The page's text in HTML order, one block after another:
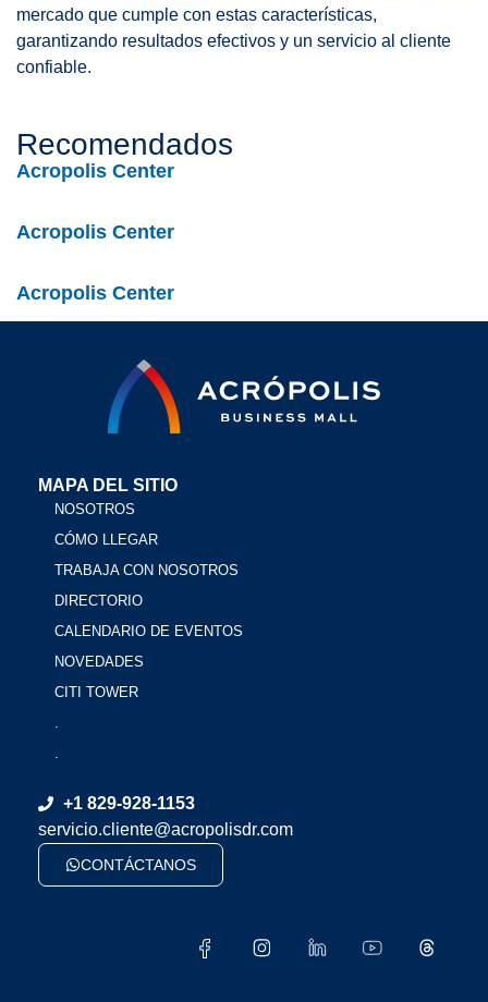
mercado que cumple con estas características,
garantizando resultados efectivos y un servicio al cliente
confiable.
Recomendados
Acropolis Center
Acropolis Center
Acropolis Center
MAPA DEL SITIO
NOSOTROS
CÓMO LLEGAR
TRABAJA CON NOSOTROS
DIRECTORIO
CALENDARIO DE EVENTOS
NOVEDADES
CITI TOWER
+1 829-928-1153
servicio.cliente@acropolisdr.com
CONTÁCTANOS